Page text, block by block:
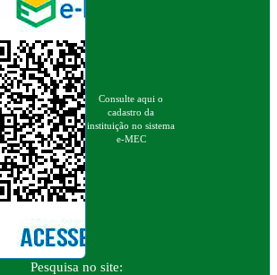
Consulte aqui o
cadastro da
instituição no sistema
e-MEC
Pesquisa no site: